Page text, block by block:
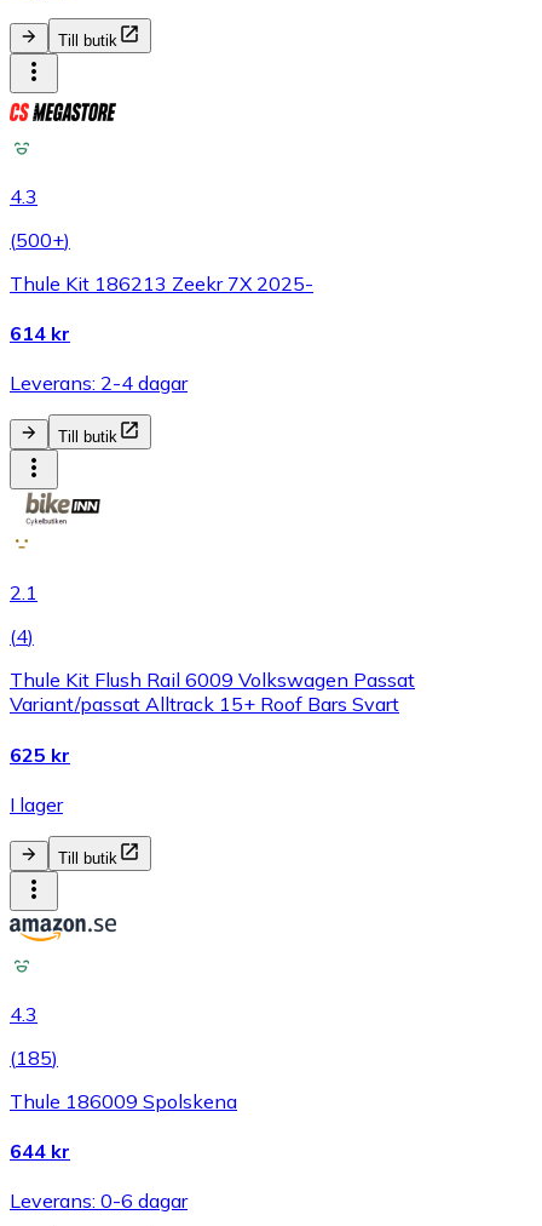
Till butik
4.3
(500+)
Thule Kit 186213 Zeekr 7X 2025-
614 kr
Leverans: 2-4 dagar
Till butik
2.1
(4)
Thule Kit Flush Rail 6009 Volkswagen Passat
Variant/passat Alltrack 15+ Roof Bars Svart
625 kr
I lager
Till butik
4.3
(185)
Thule 186009 Spolskena
644 kr
Leverans: 0-6 dagar